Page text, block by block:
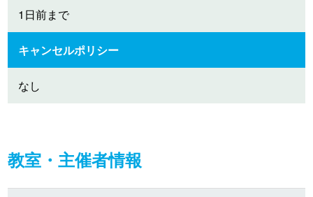
1日前まで
キャンセルポリシー
なし
教室・主催者情報